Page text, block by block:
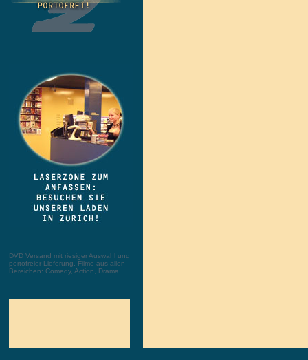
DVD Versand mit riesiger Auswahl und
portofreier Lieferung. Filme aus allen
Bereichen: Comedy, Action, Drama, ...